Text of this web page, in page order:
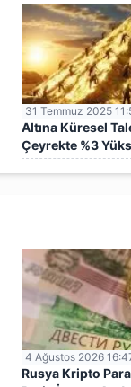
31 Temmuz 2025
Altına Küresel
Çeyrekte %3
4 Ağustos 2026
Rusya Kripto